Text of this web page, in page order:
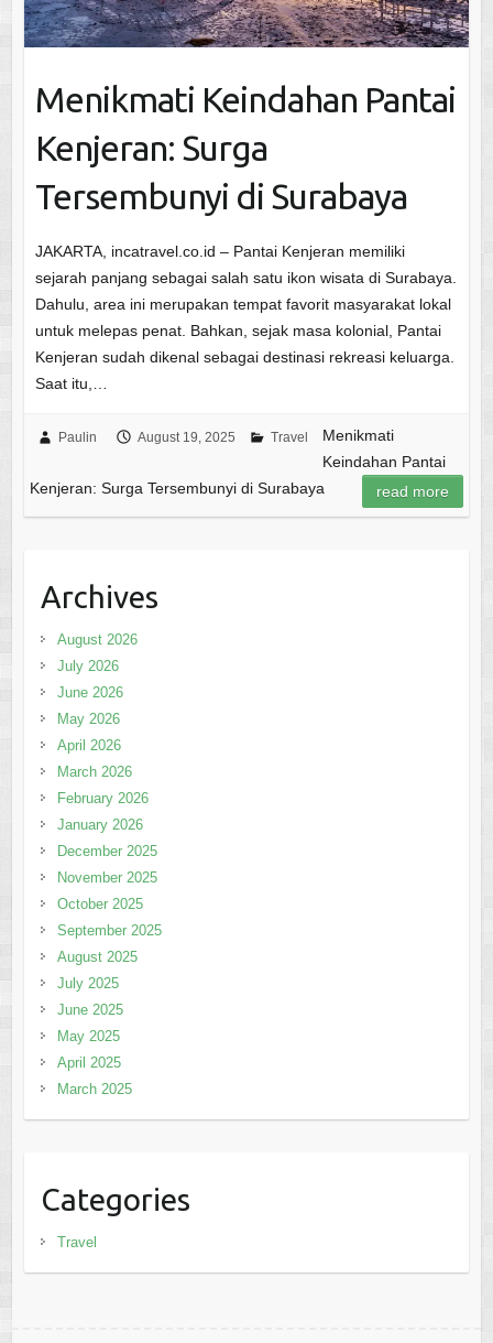
Menikmati Keindahan Pantai
Kenjeran: Surga
Tersembunyi di Surabaya
JAKARTA, incatravel.co.id – Pantai Kenjeran memiliki
sejarah panjang sebagai salah satu ikon wisata di Surabaya.
Dahulu, area ini merupakan tempat favorit masyarakat lokal
untuk melepas penat. Bahkan, sejak masa kolonial, Pantai
Kenjeran sudah dikenal sebagai destinasi rekreasi keluarga.
Saat itu,…
Paulin August 19, 2025 Travel
Menikmati
Keindahan Pantai
Kenjeran: Surga Tersembunyi di Surabaya
read more
Archives
August 2026
July 2026
June 2026
May 2026
April 2026
March 2026
February 2026
January 2026
December 2025
November 2025
October 2025
September 2025
August 2025
July 2025
June 2025
May 2025
April 2025
March 2025
Categories
Travel